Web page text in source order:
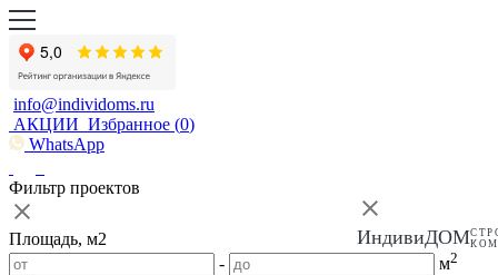
info@individoms.ru
АКЦИИ Избранное (0)
WhatsApp
ИндивиДОМ
Фильтр проектов
Площадь, м2
-
м2